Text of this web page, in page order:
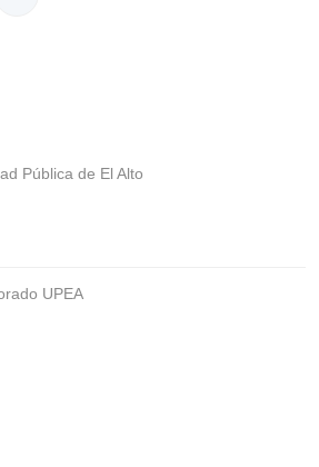
Pública de El Alto
UPEA